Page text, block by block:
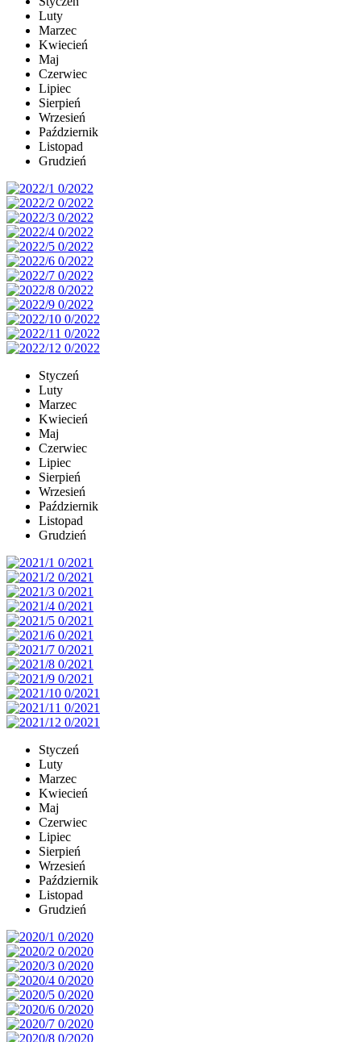
Luty
Marzec
Kwiecień
Maj
Czerwiec
Lipiec
Sierpień
Wrzesień
Październik
Listopad
Grudzień
Styczeń
Luty
Marzec
Kwiecień
Maj
Czerwiec
Lipiec
Sierpień
Wrzesień
Październik
Listopad
Grudzień
Styczeń
Luty
Marzec
Kwiecień
Maj
Czerwiec
Lipiec
Sierpień
Wrzesień
Październik
Listopad
Grudzień